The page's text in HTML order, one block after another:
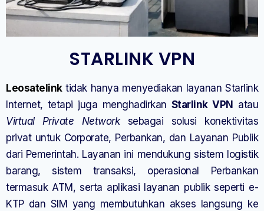
STARLINK VPN
Leosatelinktidak hanya menyediakan layanan Starlink
Internet, tetapi juga menghadirkan Starlink VPN
atau
Virtual Private Networksebagai solusi konektivitas
privat untuk Corporate, Perbankan, dan Layanan Publik
dari Pemerintah. Layanan ini mendukung sistem logistik
barang, sistem transaksi, operasional Perbankan
termasuk ATM, serta aplikasi layanan publik seperti e-
KTP dan SIM yang membutuhkan akses langsung ke